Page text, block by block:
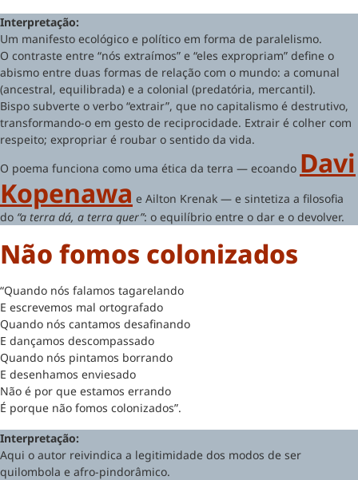
Interpretação:
Um manifesto ecológico e político em forma de paralelismo.
O contraste entre “nós extraímos” e “eles expropriam” define o
abismo entre duas formas de relação com o mundo: a comunal
(ancestral, equilibrada) e a colonial (predatória, mercantil).
Bispo subverte o verbo “extrair”, que no capitalismo é destrutivo,
transformando-o em gesto de reciprocidade. Extrair é colher com
respeito; expropriar é roubar o sentido da vida.
O poema funciona como uma ética da terra — ecoando Davi
Kopenawa e Ailton Krenak — e sintetiza a filosofia
do “a terra dá, a terra quer”: o equilíbrio entre o dar e o devolver.
​Não fomos colonizados
“Quando nós falamos tagarelando
E escrevemos mal ortografado
Quando nós cantamos desafinando
E dançamos descompassado
Quando nós pintamos borrando
E desenhamos enviesado
Não é por que estamos errando
É porque não fomos colonizados”.
Interpretação:
Aqui o autor reivindica a legitimidade dos modos de ser
quilombola e afro-pindorâmico.